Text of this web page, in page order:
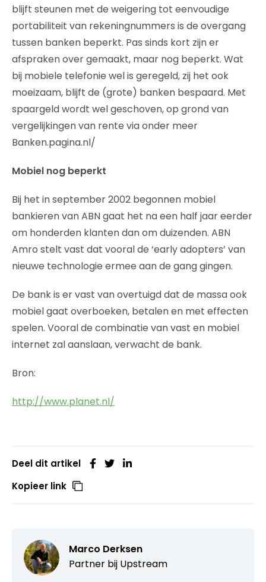
blijft steunen met de weigering tot eenvoudige
portabiliteit van rekeningnummers is de overgang
tussen banken beperkt. Pas sinds kort zijn er
afspraken over gemaakt, maar nog beperkt. Wat
bij mobiele telefonie wel is geregeld, zij het ook
moeizaam, blijft de (grote) banken bespaard. Met
spaargeld wordt wel geschoven, op grond van
vergelijkingen van rente via onder meer
Banken.pagina.nl/
Mobiel nog beperkt
Bij het in september 2002 begonnen mobiel
bankieren van ABN gaat het na een half jaar eerder
om honderden klanten dan om duizenden. ABN
Amro stelt vast dat vooral de ‘early adopters’ van
nieuwe technologie ermee aan de gang gingen.
De bank is er vast van overtuigd dat de massa ook
mobiel gaat overboeken, betalen en met effecten
spelen. Vooral de combinatie van vast en mobiel
internet zal aanslaan, verwacht de bank.
Bron:
http://www.planet.nl/
Deel dit artikel
Kopieer link
Marco Derksen
Partner bij Upstream